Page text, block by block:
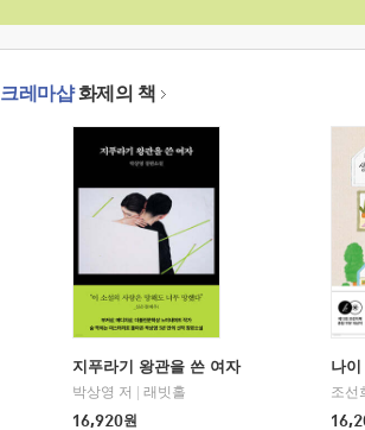
크레마샵화제의 책
지푸라기 왕관을 쓴 여자
박상영 저
래빗홀
16,920원
나
조선